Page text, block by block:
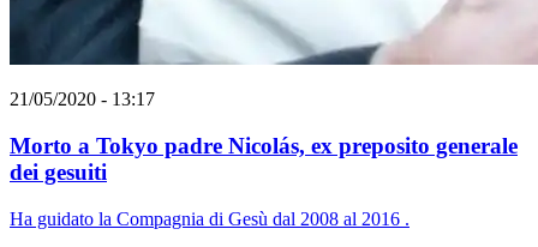
21/05/2020 - 13:17
Morto a Tokyo padre Nicolás, ex preposito generale
dei gesuiti
Ha guidato la Compagnia di Gesù dal 2008 al 2016 .